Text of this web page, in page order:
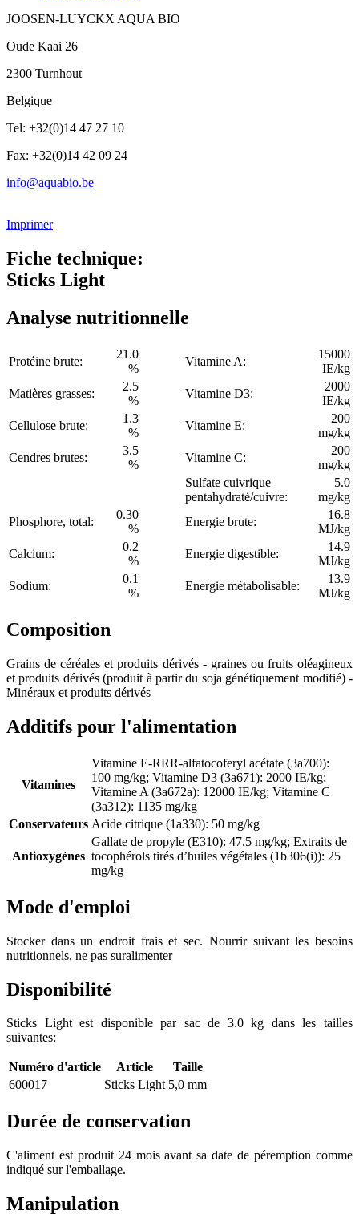
JOOSEN-LUYCKX AQUA BIO
Oude Kaai 26
2300 Turnhout
Belgique
Tel: +32(0)14 47 27 10
Fax: +32(0)14 42 09 24
info@aquabio.be
Imprimer
Fiche technique:
Sticks Light
Analyse nutritionnelle
Protéine brute:
21.0
%
Vitamine A:
15000
IE/kg
Matières grasses:
2.5
%
Vitamine D3:
2000
IE/kg
Cellulose brute:
1.3
%
Vitamine E:
200
mg/kg
Cendres brutes:
3.5
%
Vitamine C:
200
mg/kg
Sulfate cuivrique
pentahydraté/cuivre:
5.0
mg/kg
Phosphore, total:
0.30
%
Energie brute:
16.8
MJ/kg
Calcium:
0.2
%
Energie digestible:
14.9
MJ/kg
Sodium:
0.1
%
Energie métabolisable:
13.9
MJ/kg
Composition
Grains de céréales et produits dérivés - graines ou fruits oléagineux
et produits dérivés (produit à partir du soja génétiquement modifié) -
Minéraux et produits dérivés
Additifs pour l'alimentation
Vitamines
Vitamine E-RRR-alfatocoferyl acétate (3a700):
100 mg/kg; Vitamine D3 (3a671): 2000 IE/kg;
Vitamine A (3a672a): 12000 IE/kg; Vitamine C
(3a312): 1135 mg/kg
Conservateurs Acide citrique (1a330): 50 mg/kg
Antioxygènes
Gallate de propyle (E310): 47.5 mg/kg; Extraits de
tocophérols tirés d’huiles végétales (1b306(i)): 25
mg/kg
Mode d'emploi
Stocker dans un endroit frais et sec. Nourrir suivant les besoins
nutritionnels, ne pas suralimenter
Disponibilité
Sticks Light est disponible par sac de 3.0 kg dans les tailles
suivantes:
Numéro d'article Article
Taille
600017
Sticks Light 5,0 mm
Durée de conservation
C'aliment est produit 24 mois avant sa date de péremption comme
indiqué sur l'emballage.
Manipulation